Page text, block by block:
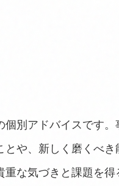
別アドバイスです
や、新しく磨くべき
な気づきと課題を得